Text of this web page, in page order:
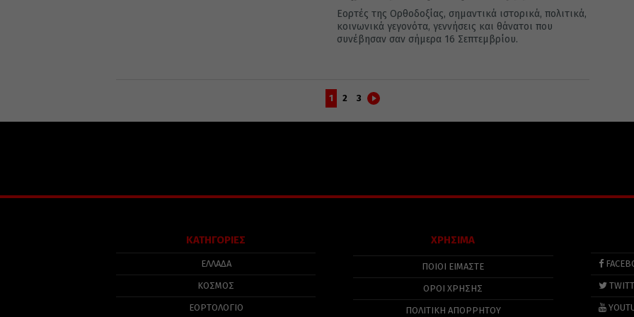
Εορτές της Ορθοδοξίας, σημαντικά ιστορικά, πολιτικά,
κοινωνικά γεγονότα, γεννήσεις και θάνατοι που
συνέβησαν σαν σήμερα 16 Σεπτεμβρίου.
1 2 3
ΚΑΤΗΓΟΡΙΕΣ
ΕΛΛΑΔΑ
ΚΟΣΜΟΣ
ΕΟΡΤΟΛΟΓΙΟ
ΧΡΗΣΙΜΑ
ΠΟΙΟΙ ΕΙΜΑΣΤΕ
ΟΡΟΙ ΧΡΗΣΗΣ
ΠΟΛΙΤΙΚΉ ΑΠΟΡΡΉΤΟΥ